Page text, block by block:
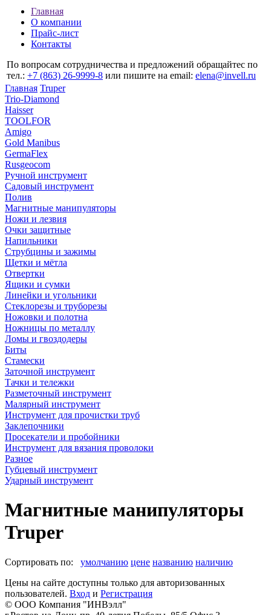
Главная
О компании
Прайс-лист
Контакты
По вопросам сотрудничества и предложений обращайтес по
тел.: +7 (863) 26‐9999‐8 или пишите на email: elena@invell.ru
Главная Truper
Trio-Diamond
Haisser
TOOLFOR
Amigo
Gold Manibus
GermaFlex
Rusgeocom
Ручной инструмент
Садовый инструмент
Полив
Магнитные манипуляторы
Ножи и лезвия
Очки защитные
Напильники
Струбцины и зажимы
Щетки и мётла
Отвертки
Ящики и сумки
Линейки и угольники
Стеклорезы и труборезы
Ножовки и полотна
Ножницы по металлу
Ломы и гвоздодеры
Биты
Стамески
Заточной инструмент
Тачки и тележки
Разметочный инструмент
Малярный инструмент
Инструмент для прочистки труб
Заклепочники
Просекатели и пробойники
Инструмент для вязания проволоки
Разное
Губцевый инструмент
Ударный инструмент
Магнитные манипуляторы
Truper
Сортировать по: умолчанию цене названию наличию
Цены на сайте доступны только для авторизованных
пользователей. Вход и Регистрация
© ООО Компания "ИНВэлл"